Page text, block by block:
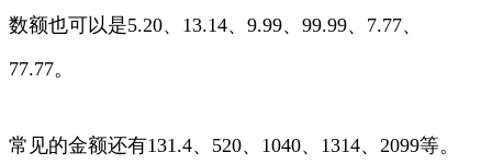
数额也可以是5.20、13.14、9.99、99.99、7.77、
77.77。
常见的金额还有131.4、520、1040、1314、2099等。